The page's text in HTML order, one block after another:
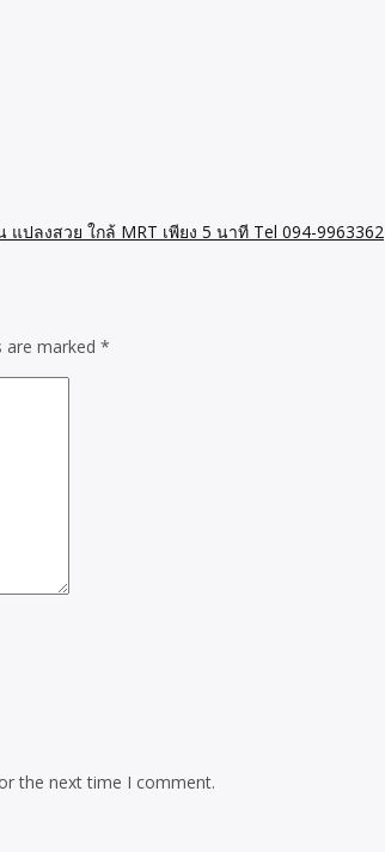
ปลงสวย ใกล้ MRT เพียง 5 นาที Tel 094-9963362
are marked *
the next time I comment.